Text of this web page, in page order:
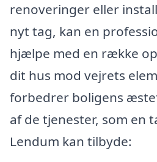
renoveringer eller
nyt tag, kan en
hjælpe med en række
dit hus mod vejrets
forbedrer boligens
af de tjenester, som en
Lendum kan tilbyde: